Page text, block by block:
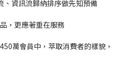
、資訊流歸納排序做先知預備
，更應著重在服務
萬會員中，萃取消費者的樣貌，